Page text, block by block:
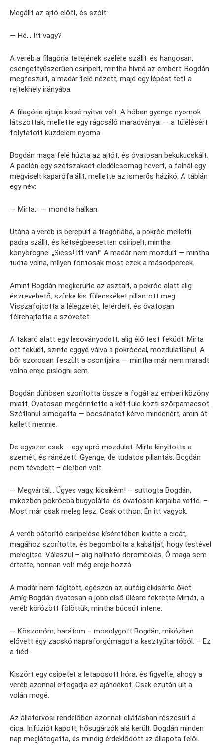
Megállt az ajtó előtt, és szólt:
— Hé… Itt vagy?
A veréb a filagória tetejének szélére szállt, és hangosan,
csengettyűszerűen csiripelt, mintha hívná az embert. Bogdán
megfeszült, a madár felé nézett, majd egy lépést tett a
rejtekhely irányába.
A filagória ajtaja kissé nyitva volt. A hóban gyenge nyomok
látszottak, mellette egy rágcsáló maradványai — a túlélésért
folytatott küzdelem nyoma.
Bogdán maga felé húzta az ajtót, és óvatosan bekukucskált.
A padlón egy szétszakadt eledélcsomag hevert, a falnál egy
megviselt kaparófa állt, mellette az ismerős házikó. A táblán
egy név:
— Mirta… — mondta halkan.
Utána a veréb is berepült a filagóriába, a pokróc melletti
padra szállt, és kétségbeesetten csiripelt, mintha
könyörögne: „Siess! Itt van!” A madár nem mozdult — mintha
tudta volna, milyen fontosak most ezek a másodpercek.
Amint Bogdán megkerülte az asztalt, a pokróc alatt alig
észrevehető, szürke kis fülecskéket pillantott meg.
Visszafojtotta a lélegzetét, letérdelt, és óvatosan
félrehajtotta a szövetet.
A takaró alatt egy lesoványodott, alig élő test feküdt. Mirta
ott feküdt, szinte eggyé válva a pokróccal, mozdulatlanul. A
bőr szorosan feszült a csontjaira — mintha már nem maradt
volna ereje pislogni sem.
Bogdán dühösen szorította össze a fogát az emberi közöny
miatt. Óvatosan megérintette a két füle közti szőrpamacsot.
Szótlanul simogatta — bocsánatot kérve mindenért, amin át
kellett mennie.
De egyszer csak – egy apró mozdulat. Mirta kinyitotta a
szemét, és ránézett. Gyenge, de tudatos pillantás. Bogdán
nem tévedett – életben volt.
— Megvártál… Ügyes vagy, kicsikém! – suttogta Bogdán,
miközben pokrócba bugyolálta, és óvatosan karjaiba vette. –
Most már csak meleg lesz. Csak otthon. Én itt vagyok.
A veréb bátorító csiripelése kíséretében kivitte a cicát,
magához szorította, és begombolta a kabátját, hogy testével
melegítse. Válaszul – alig hallható dorombolás. Ő maga sem
értette, honnan volt még ereje hozzá.
A madár nem tágított, egészen az autóig elkísérte őket.
Amíg Bogdán óvatosan a jobb első ülésre fektette Mirtát, a
veréb körözött fölöttük, mintha búcsút intene.
— Köszönöm, barátom – mosolygott Bogdán, miközben
elővett egy zacskó napraforgómagot a kesztyűtartóból. – Ez
a tiéd.
Kiszórt egy csipetet a letaposott hóra, és figyelte, ahogy a
veréb azonnal elfogadja az ajándékot. Csak ezután ült a
volán mögé.
Az állatorvosi rendelőben azonnali ellátásban részesült a
cica. Infúziót kapott, hősugárzók alá került. Bogdán minden
nap meglátogatta, és mindig érdeklődött az állapota felől.